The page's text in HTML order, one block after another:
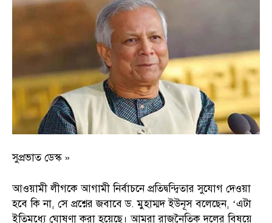
সুপ্রভাত ডেস্ক »
আওয়ামী লীগকে আগামী নির্বাচনে প্রতিদ্বন্দ্বিতার সুযোগ দেওয়া
হবে কি না, সে প্রশ্নের জবাবে ড. মুহাম্মদ ইউনূস বলেছেন, ‘এটা
ইতিমধ্যে ঘোষণা করা হয়েছে। আমরা রাজনৈতিক দলের বিষয়ে